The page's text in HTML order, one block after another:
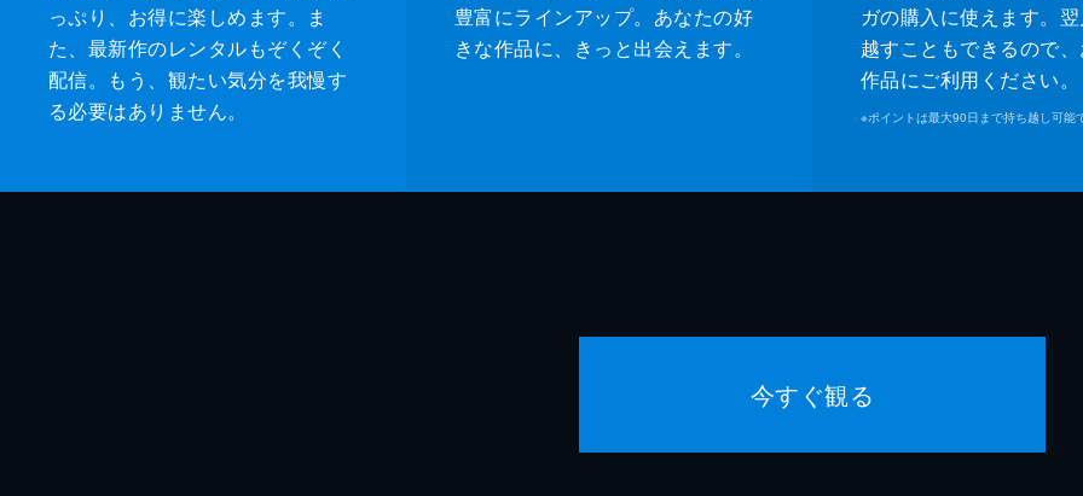
っぷり、お得に楽しめます。ま
た、最新作のレンタルもぞくぞく
配信。もう、観たい気分を我慢す
る必要はありません。
豊富にラインアップ。あなたの好
きな作品に、きっと出会えます。
ガの購入に使えます。
越すこともできるので
作品にご利用ください。
※ポイントは最大90日まで持ち越し可能
今すぐ観る